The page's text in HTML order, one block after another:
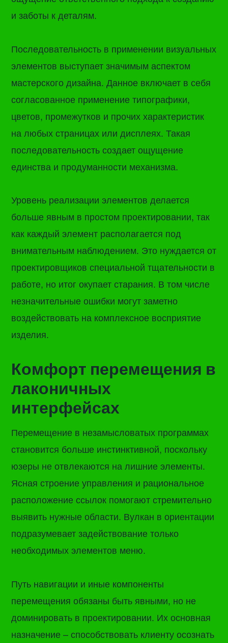
и заботы к деталям.
Последовательность в применении визуальных
элементов выступает значимым аспектом
мастерского дизайна. Данное включает в себя
согласованное применение типографики,
цветов, промежутков и прочих характеристик
на любых страницах или дисплеях. Такая
последовательность создает ощущение
единства и продуманности механизма.
Уровень реализации элементов делается
больше явным в простом проектировании, так
как каждый элемент располагается под
внимательным наблюдением. Это нуждается от
проектировщиков специальной тщательности в
работе, но итог окупает старания. В том числе
незначительные ошибки могут заметно
воздействовать на комплексное восприятие
изделия.
Комфорт перемещения в
лаконичных
интерфейсах
Перемещение в незамысловатых программах
становится больше инстинктивной, поскольку
юзеры не отвлекаются на лишние элементы.
Ясная строение управления и рациональное
расположение ссылок помогают стремительно
выявить нужные области. Вулкан в ориентации
подразумевает задействование только
необходимых элементов меню.
Путь навигации и иные компоненты
перемещения обязаны быть явными, но не
доминировать в проектировании. Их основная
назначение – способствовать клиенту осознать